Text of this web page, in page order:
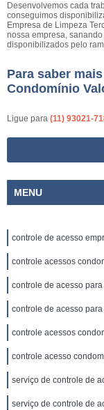
Desenvolvemos cada
conseguimos
Empresa de Limpeza
nossa empresa,
disponibilizados pelo
Para saber
Condomínio
Ligue para (11) 93021-
MENU
controle de acesso
controle acessos
controle de acesso
controle de acesso
controle acessos
controle acesso
serviço de controle de
serviço de controle de